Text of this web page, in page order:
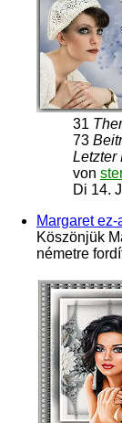
31
73
Letzter
von
Di 14.
Margaret ez-
Köszönjük
németre